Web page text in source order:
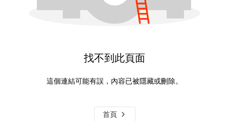
找不到此頁面
這個連結可能有誤，內容已被隱藏或刪除。
首頁